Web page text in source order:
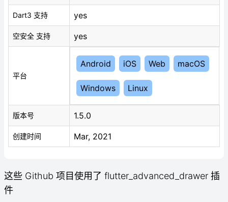
Dart3 支持 yes
空安全 支持 yes
平台
Android iOS Web macOS
Windows Linux
版本号 1.5.0
创建时间 Mar, 2021
这些 Github 项目使用了 flutter_advanced_drawer 插
件